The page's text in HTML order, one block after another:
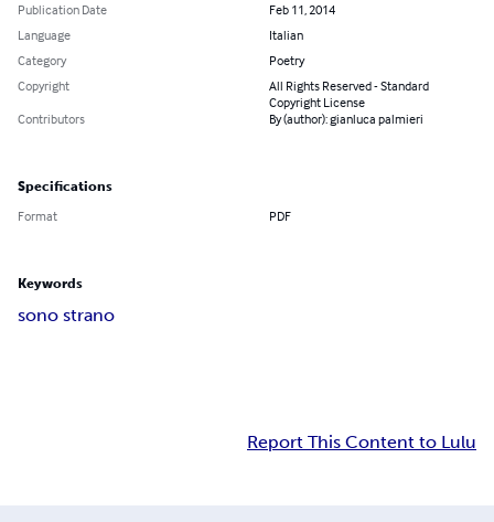
Publication Date
Feb 11, 2014
Language
Italian
Category
Poetry
Copyright
All Rights Reserved - Standard
Copyright License
Contributors
By (author): gianluca palmieri
Specifications
Format PDF
Keywords
sono strano
Report This Content to Lulu